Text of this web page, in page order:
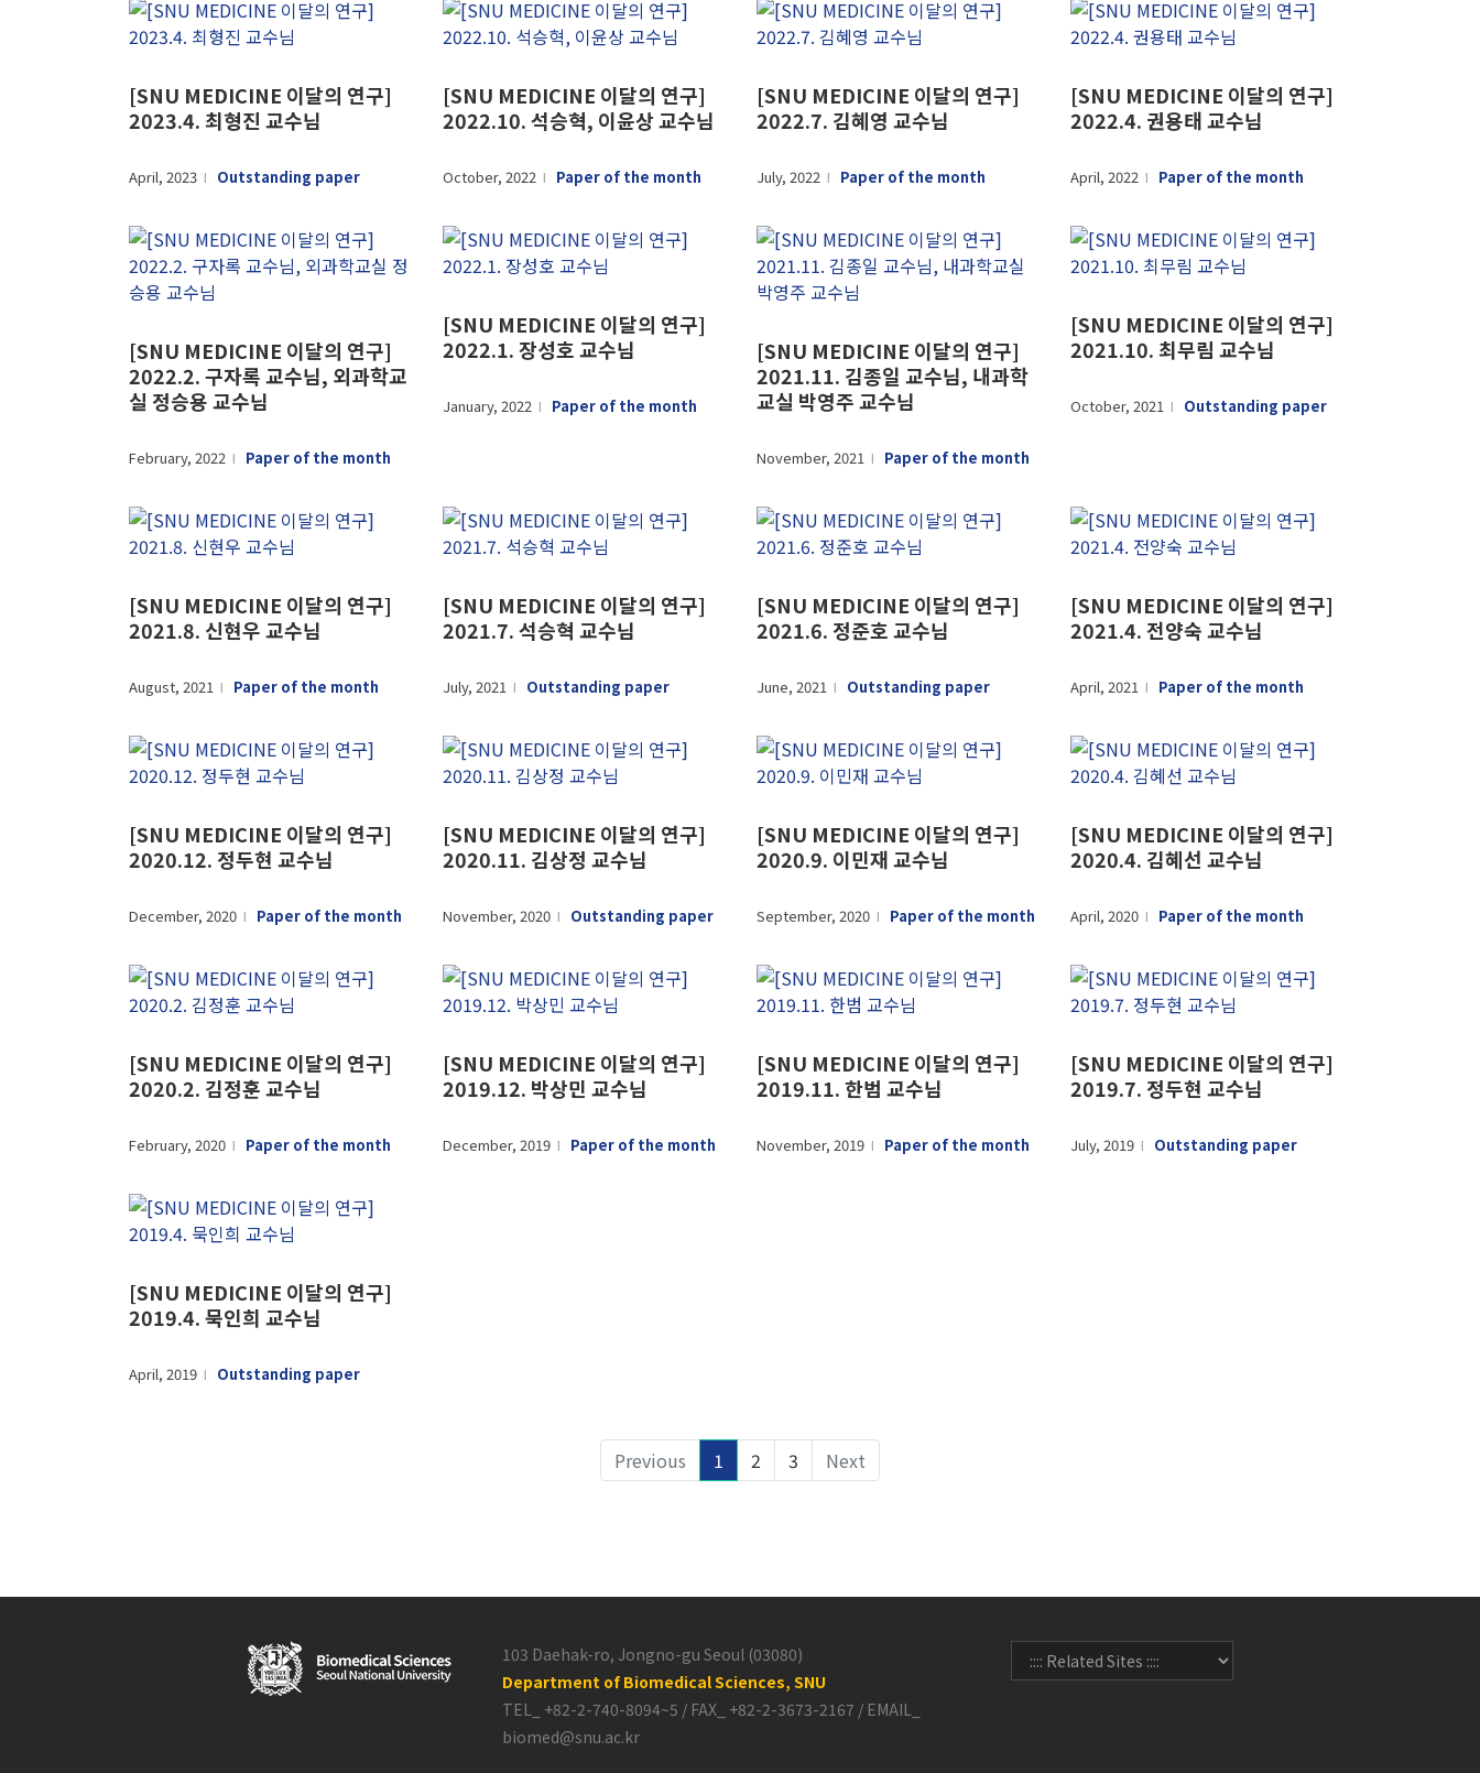
[SNU MEDICINE 이달의 연구]
2023.4. 최형진 교수님
April, 2023 Outstanding paper
[SNU MEDICINE 이달의 연구]
2022.10. 석승혁, 이윤상 교수님
October, 2022 Paper of the month
[SNU MEDICINE 이달의 연구]
2022.7. 김혜영 교수님
July, 2022 Paper of the month
[SNU MEDICINE 이달의 연구]
2022.4. 권용태 교수님
April, 2022 Paper of the month
[SNU MEDICINE 이달의 연구]
2022.2. 구자록 교수님, 외과학교
실 정승용 교수님
February, 2022 Paper of the month
[SNU MEDICINE 이달의 연구]
2022.1. 장성호 교수님
January, 2022 Paper of the month
[SNU MEDICINE 이달의 연구]
2021.11. 김종일 교수님, 내과학
교실 박영주 교수님
November, 2021 Paper of the month
[SNU MEDICINE 이달의 연구]
2021.10. 최무림 교수님
October, 2021 Outstanding paper
[SNU MEDICINE 이달의 연구]
2021.8. 신현우 교수님
August, 2021 Paper of the month
[SNU MEDICINE 이달의 연구]
2021.7. 석승혁 교수님
July, 2021 Outstanding paper
[SNU MEDICINE 이달의 연구]
2021.6. 정준호 교수님
June, 2021 Outstanding paper
[SNU MEDICINE 이달의 연구]
2021.4. 전양숙 교수님
April, 2021 Paper of the month
[SNU MEDICINE 이달의 연구]
2020.12. 정두현 교수님
December, 2020 Paper of the month
[SNU MEDICINE 이달의 연구]
2020.11. 김상정 교수님
November, 2020 Outstanding paper
[SNU MEDICINE 이달의 연구]
2020.9. 이민재 교수님
September, 2020 Paper of the month
[SNU MEDICINE 이달의 연구]
2020.4. 김혜선 교수님
April, 2020 Paper of the month
[SNU MEDICINE 이달의 연구]
2020.2. 김정훈 교수님
February, 2020 Paper of the month
[SNU MEDICINE 이달의 연구]
2019.12. 박상민 교수님
December, 2019 Paper of the month
[SNU MEDICINE 이달의 연구]
2019.11. 한범 교수님
November, 2019 Paper of the month
[SNU MEDICINE 이달의 연구]
2019.7. 정두현 교수님
July, 2019 Outstanding paper
[SNU MEDICINE 이달의 연구]
2019.4. 묵인희 교수님
April, 2019 Outstanding paper
Previous 1 2 3 Next
103 Daehak-ro, Jongno-gu Seoul (03080)
Department of Biomedical Sciences, SNU
TEL_ +82-2-740-8094~5 / FAX_ +82-2-3673-2167 / EMAIL_
biomed@snu.ac.kr